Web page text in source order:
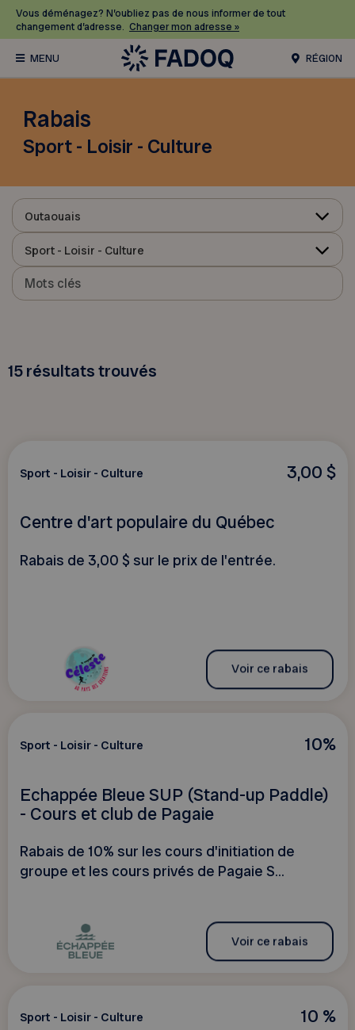
Vous déménagez? N’oubliez pas de nous informer de tout
changement d’adresse. Changer mon adresse »
RÉGION
Rabais
Sport - Loisir - Culture
Outaouais
Sport - Loisir - Culture
15résultats trouvés
3,00 $
Sport - Loisir - Culture
Centre d'art populaire du Québec
Rabais de 3,00 $ sur le prix de l'entrée.
Voir ce rabais
10%
Sport - Loisir - Culture
Echappée Bleue SUP (Stand-up Paddle)
- Cours et club de Pagaie
Rabais de 10% sur les cours d'initiation de
groupe et les cours privés de Pagaie S...
Voir ce rabais
10 %
Sport - Loisir - Culture